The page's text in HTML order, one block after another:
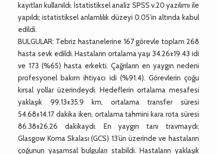
kayıtları kullanıldı. İstatistiksel analiz SPSS v.20 yazılımı ile
yapıldı; istatistiksel anlamlılık düzeyi 0.05’in altında kabul
edildi.
BULGULAR: Tebriz hastanelerine 167 görevle toplam 268
hasta sevk edildi. Hastaların ortalama yaşı 34.26±19.43 idi
ve 173 (%65) hasta erkekti. Çağrıların en yaygın nedeni
profesyonel bakım ihtiyacı idi (%91.4). Görevlerin çoğu
kırsal yollar üzerindeydi. Hedeflerin ortalama mesafesi
yaklaşık 99.13±35.9 km, ortalama transfer süresi
54.68±14.17 dakika iken, ortalama tahmini kara rota süresi
86.38±26.26 dakikaydı. En yaygın tanı travmaydı;
Glasgow Koma Skalası (GCS) 13’ün üzerinde ve hastaların
çoğunun yaşamsal bulguları stabildi. Hastaların yaklaşık